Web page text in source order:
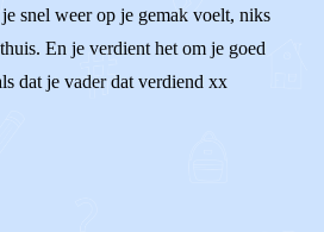
snel weer op je gemak voelt, niks
En je verdient het om je goed
dat je vader dat verdiend xx